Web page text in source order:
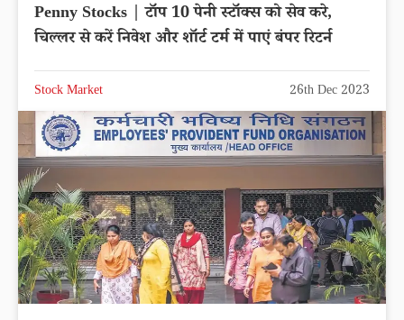
Penny Stocks | टॉप 10 पेनी स्टॉक्स को सेव करे,
चिल्लर से करें निवेश और शॉर्ट टर्म में पाएं बंपर रिटर्न
Stock Market 26th Dec 2023